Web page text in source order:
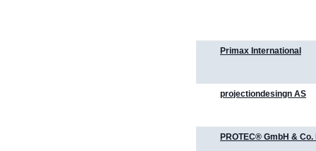
Primax International
projectiondesingn AS
PROTEC® GmbH & Co.